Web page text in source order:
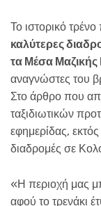
Το ιστορικό τρένο
καλύτερες
τα Μέσα
αναγνώστες του
Στο άρθρο που
ταξιδιωτικών
εφημερίδας,
διαδρομές σε
«Η περιοχή μας
αφού το τρενάκι